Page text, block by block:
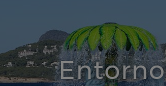
Entorno